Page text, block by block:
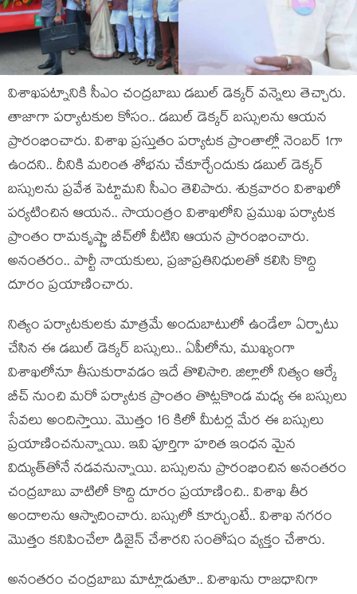
విశాఖ‌ప‌ట్నానికి సీఎం చంద్ర‌బాబు డ‌బుల్ డెక్క‌ర్ వ‌న్నెలు తెచ్చారు.
తాజాగా ప‌ర్యాట‌కుల కోసం.. డ‌బుల్ డెక్క‌ర్ బ‌స్సుల‌ను ఆయ‌న
ప్రారంభించారు. విశాఖ ప్ర‌స్తుతం ప‌ర్యాట‌క ప్రాంతాల్లో నెంబ‌ర్ 1గా
ఉంద‌ని.. దీనికి మ‌రింత శోభ‌ను చేకూర్చేందుకు డ‌బుల్ డెక్క‌ర్
బ‌స్సుల‌ను ప్ర‌వేశ పెట్టామ‌ని సీఎం తెలిపారు. శుక్ర‌వారం విశాఖ‌లో
ప‌ర్య‌టించిన ఆయ‌న‌.. సాయంత్రం విశాఖ‌లోని ప్ర‌ముఖ ప‌ర్యాట‌క
ప్రాంతం రామ‌కృష్ణా బీచ్‌లో వీటిని ఆయ‌న ప్రారంభించారు.
అనంత‌రం.. పార్టీ నాయ‌కులు, ప్ర‌జాప్ర‌తినిధుల‌తో క‌లిసి కొద్ది
దూరం ప్ర‌యాణించారు.
నిత్యం ప‌ర్యాట‌కుల‌కు మాత్ర‌మే అందుబాటులో ఉండేలా ఏర్పాటు
చేసిన ఈ డ‌బుల్ డెక్క‌ర్ బ‌స్సులు.. ఏపీలోను, ముఖ్యంగా
విశాఖ‌లోనూ తీసుకురావ‌డం ఇదే తొలిసారి. జిల్లాలో నిత్యం ఆర్కే
బీచ్ నుంచి మ‌రో ప‌ర్యాట‌క ప్రాంతం తొట్లకొండ మ‌ధ్య ఈ బ‌స్సులు
సేవ‌లు అందిస్తాయి. మొత్తం 16 కిలో మీట‌ర్ల మేర ఈ బ‌స్సులు
ప్ర‌యాణించ‌నున్నాయి. ఇవి పూర్తిగా హ‌రిత ఇంధ‌న మైన
విద్యుత్‌తోనే న‌డ‌వ‌నున్నాయి. బ‌స్సుల‌ను ప్రారంభించిన అనంత‌రం
చంద్ర‌బాబు వాటిలో కొద్ది దూరం ప్ర‌యాణించి.. విశాఖ తీర
అందాల‌ను ఆస్వాదించారు. బ‌స్సులో కూర్చుంటే.. విశాఖ న‌గ‌రం
మొత్తం క‌నిపించేలా డిజైన్ చేశార‌ని సంతోషం వ్య‌క్తం చేశారు.
అనంత‌రం చంద్ర‌బాబు మాట్లాడుతూ.. విశాఖ‌ను రాజ‌ధానిగా